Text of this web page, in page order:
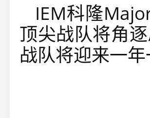
IEM科隆
顶尖战队将角
战队将迎来一